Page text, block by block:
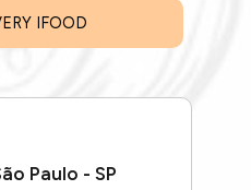
IFOOD
Paulo - SP